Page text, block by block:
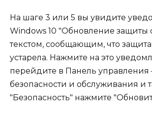
На шаге 3 или 5 вы увидите
Windows 10 "Обновление защиты
текстом, сообщающим, что защита
устарела. Нажмите на это
перейдите в Панель
безопасности и обслуживания и
"Безопасность" нажмите